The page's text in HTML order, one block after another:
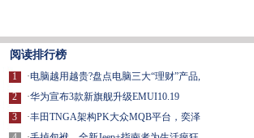
阅读排行榜
1
2
3
·电脑越用越贵?盘点电脑三大“理财”产品,
·华为宣布3款新旗舰升级EMUI10.19
·丰田TNGA架构PK大众MQB平台，奕泽